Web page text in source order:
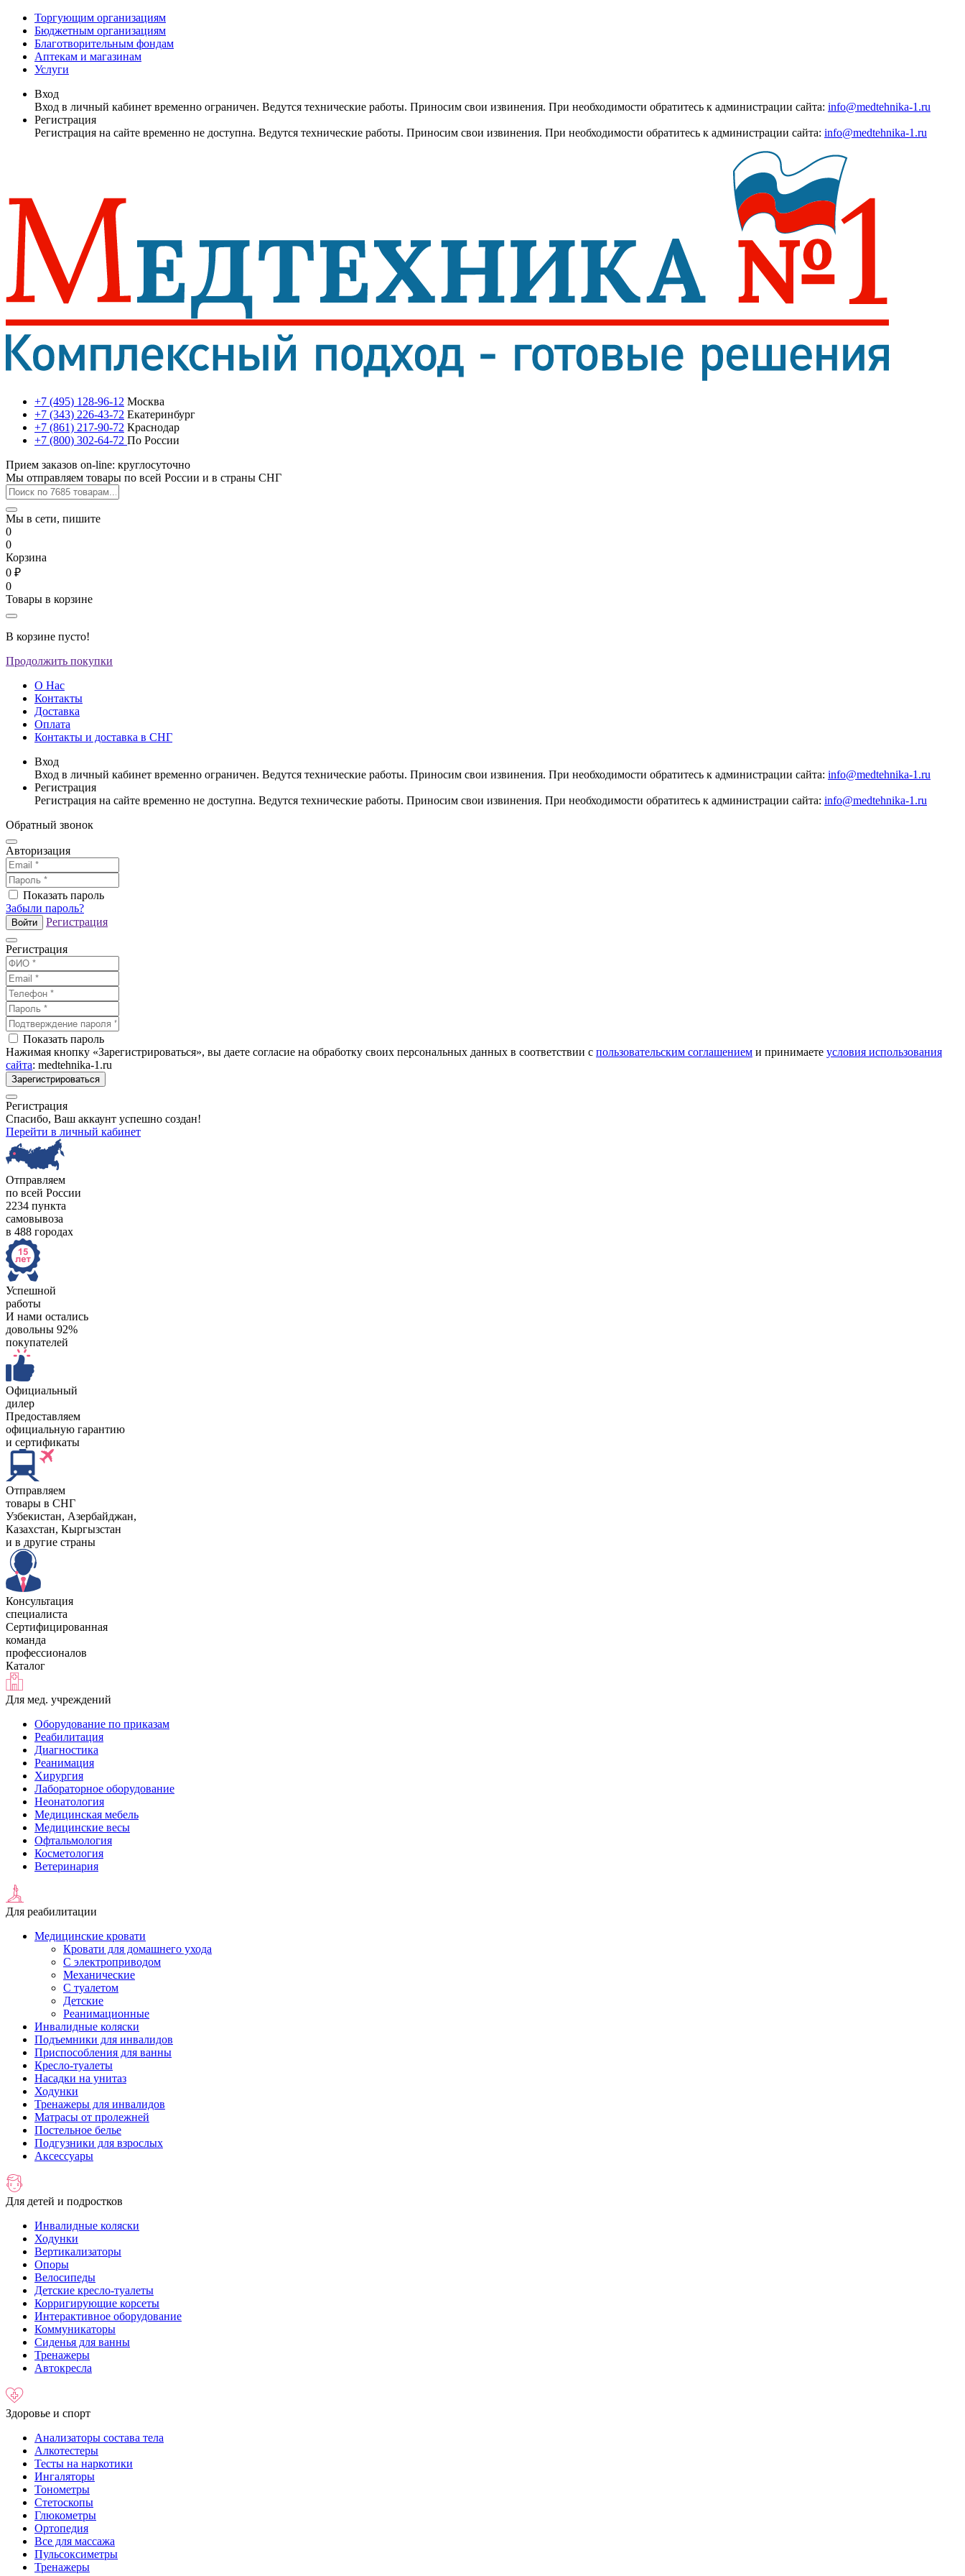
Торгующим организациям
Бюджетным организациям
Благотворительным фондам
Аптекам и магазинам
Услуги
Вход
Вход в личный кабинет временно ограничен. Ведутся технические работы. Приносим свои извинения. При необходимости обратитесь к администрации сайта: info@medtehnika-1.ru
Регистрация
Регистрация на сайте временно не доступна. Ведутся технические работы. Приносим свои извинения. При необходимости обратитесь к администрации сайта: info@medtehnika-1.ru
+7 (495) 128-96-12 Москва
+7 (343) 226-43-72 Екатеринбург
+7 (861) 217-90-72 Краснодар
+7 (800) 302-64-72 По России
Прием заказов on-line: круглосуточно
Мы отправляем товары по всей России и в страны СНГ
Мы в сети, пишите
0
0
Корзина
0 ₽
0
Товары в корзине
В корзине пусто!
Продолжить покупки
О Нас
Контакты
Доставка
Оплата
Контакты и доставка в СНГ
Вход
Вход в личный кабинет временно ограничен. Ведутся технические работы. Приносим свои извинения. При необходимости обратитесь к администрации сайта: info@medtehnika-1.ru
Регистрация
Регистрация на сайте временно не доступна. Ведутся технические работы. Приносим свои извинения. При необходимости обратитесь к администрации сайта: info@medtehnika-1.ru
Обратный звонок
Авторизация
Показать пароль
Забыли пароль?
Войти Регистрация
Регистрация
Показать пароль
Нажимая кнопку «Зарегистрироваться», вы даете согласие на обработку своих персональных данных в соответствии с пользовательским соглашением и принимаете условия использования
сайта: medtehnika-1.ru
Зарегистрироваться
Регистрация
Спасибо, Ваш аккаунт успешно создан!
Перейти в личный кабинет
Отправляем
по всей России
2234 пункта
самовывоза
в 488 городах
Успешной
работы
И нами остались
довольны 92%
покупателей
Официальный
дилер
Предоставляем
официальную гарантию
и сертификаты
Отправляем
товары в СНГ
Узбекистан, Aзербайджан,
Казахстан, Кыргызстан
и в другие страны
Консультация
специалиста
Сертифицированная
команда
профессионалов
Каталог
Для мед. учреждений
Оборудование по приказам
Реабилитация
Диагностика
Реанимация
Хирургия
Лабораторное оборудование
Неонатология
Медицинская мебель
Медицинские весы
Офтальмология
Косметология
Ветеринария
Для реабилитации
Медицинские кровати
Кровати для домашнего ухода
С электроприводом
Механические
С туалетом
Детские
Реанимационные
Инвалидные коляски
Подъемники для инвалидов
Приспособления для ванны
Кресло-туалеты
Насадки на унитаз
Ходунки
Тренажеры для инвалидов
Матрасы от пролежней
Постельное белье
Подгузники для взрослых
Аксессуары
Для детей и подростков
Инвалидные коляски
Ходунки
Вертикализаторы
Опоры
Велосипеды
Детские кресло-туалеты
Корригирующие корсеты
Интерактивное оборудование
Коммуникаторы
Сиденья для ванны
Тренажеры
Автокресла
Здоровье и спорт
Анализаторы состава тела
Алкотестеры
Тесты на наркотики
Ингаляторы
Тонометры
Стетоскопы
Глюкометры
Ортопедия
Все для массажа
Пульсоксиметры
Тренажеры